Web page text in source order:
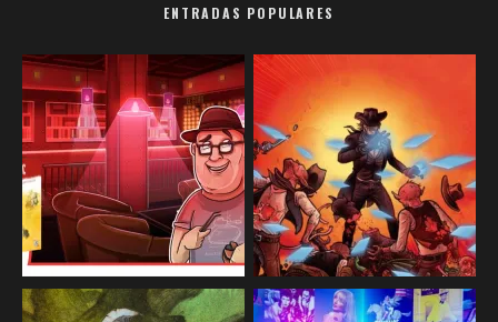
ENTRADAS POPULARES